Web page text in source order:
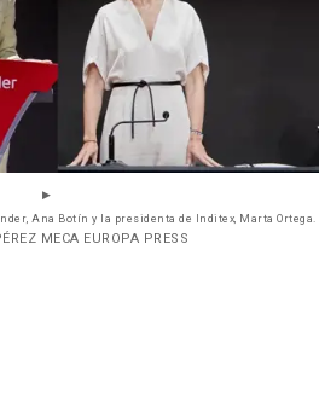
Ana Botín y la presidenta de Inditex, Marta Ortega.
MECA EUROPA PRESS